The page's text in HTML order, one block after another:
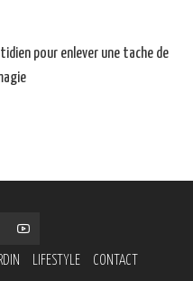
pour enlever une tache de
LIFESTYLE CONTACT